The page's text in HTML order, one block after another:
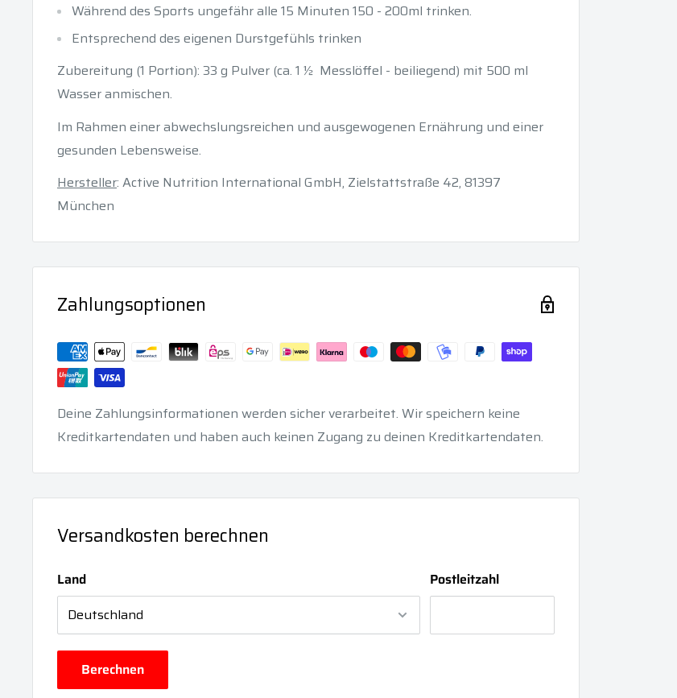
Während des Sports ungefähr alle 15 Minuten 150 - 200ml trinken.
Entsprechend des eigenen Durstgefühls trinken
Zubereitung (1 Portion): 33 g Pulver (ca. 1 ½ Messlöffel - beiliegend) mit 500 ml
Wasser anmischen.
Im Rahmen einer abwechslungsreichen und ausgewogenen Ernährung und einer
gesunden Lebensweise.
Hersteller: Active Nutrition International GmbH, Zielstattstraße 42, 81397
München
Zahlungsoptionen
Deine Zahlungsinformationen werden sicher verarbeitet. Wir speichern keine
Kreditkartendaten und haben auch keinen Zugang zu deinen Kreditkartendaten.
Versandkosten berechnen
Land Postleitzahl
Berechnen